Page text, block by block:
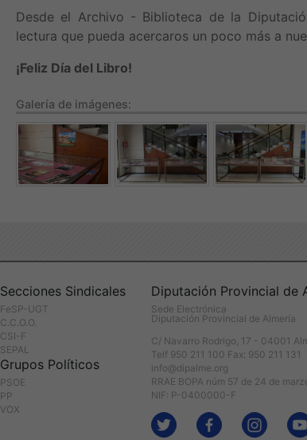
Desde el Archivo - Biblioteca de la
lectura que pueda acercaros un poco más a
¡Feliz Día del Libro!
Galería de imágenes:
Secciones Sindicales
FeSP-UGT
C.C.O.O.
CSI-F
SEPAL
Grupos Políticos
PSOE
PP
VOX
Diputación Provincial de
Sede Electrónica
Diputación Provincial de Almería
C/ Navarro Rodrigo, 17 - 04001
Telf 950 211 100 Fax: 950 211 131
info@dipalme.org
RRAE BOPA núm 57 de 24 de
NIF: P-0400000-F